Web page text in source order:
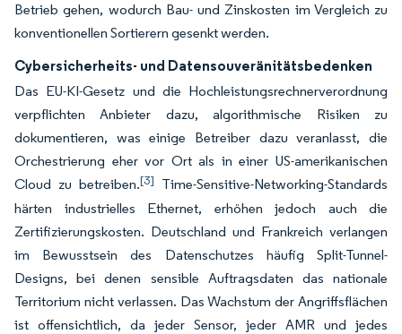
Betrieb gehen, wodurch Bau- und Zinskosten im Vergleich zu
konventionellen Sortierern gesenkt werden.
Cybersicherheits- und Datensouveränitätsbedenken
Das EU-KI-Gesetz und die Hochleistungsrechnerverordnung
verpflichten Anbieter dazu, algorithmische Risiken zu
dokumentieren, was einige Betreiber dazu veranlasst, die
Orchestrierung eher vor Ort als in einer US-amerikanischen
Cloud zu betreiben.[3] Time-Sensitive-Networking-Standards
härten industrielles Ethernet, erhöhen jedoch auch die
Zertifizierungskosten. Deutschland und Frankreich verlangen
im Bewusstsein des Datenschutzes häufig Split-Tunnel-
Designs, bei denen sensible Auftragsdaten das nationale
Territorium nicht verlassen. Das Wachstum der Angriffsflächen
ist offensichtlich, da jeder Sensor, jeder AMR und jedes